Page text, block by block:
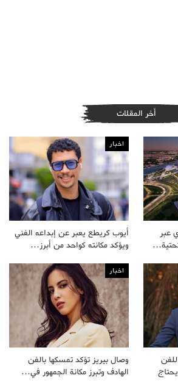
أخر المقلات
عبر
اخبار
أيوب كريطع يعبر عن إبداعه الفني
ويؤكد مكانته كواحد من أبرز…
اخبار
وصال بيريز تؤكد تمسكها بالفن
الهادف وتبرز مكانة الجمهور في…